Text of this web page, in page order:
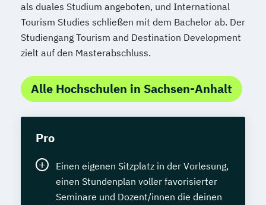
als duales Studium angeboten, und International
Tourism Studies schließen mit dem Bachelor ab. Der
Studiengang Tourism and Destination Development
zielt auf den Masterabschluss.
Alle Hochschulen in Sachsen-Anhalt
Pro
Einen eigenen Sitzplatz in der Vorlesung,
einen Stundenplan voller favorisierter
Seminare und Dozent/innen die deinen